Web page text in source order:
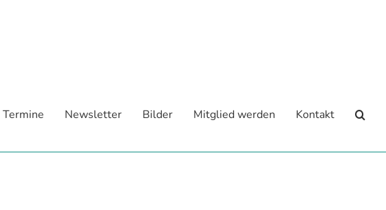
Termine Newsletter Bilder Mitglied werden Kontakt